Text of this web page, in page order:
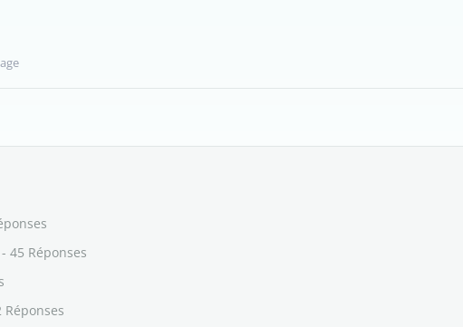
- 45 Réponses
Réponses